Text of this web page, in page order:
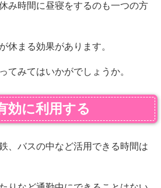
み時間に昼寝をするのも一つの方
休まる効果があります。
てみてはいかがでしょうか。
効に利用する
、バスの中など活用できる時間は